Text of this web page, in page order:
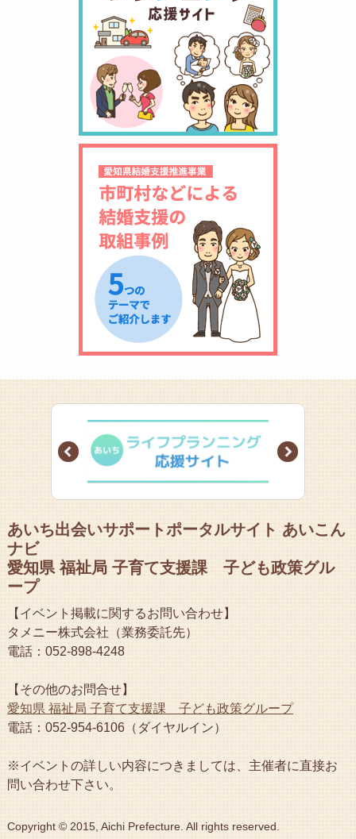
Prev Next
あいち出会いサポートポータルサイト あいこん
ナビ
愛知県 福祉局 子育て支援課 子ども政策グル
ープ
【イベント掲載に関するお問い合わせ】
タメニー株式会社（業務委託先）
電話：052-898-4248
【その他のお問合せ】
愛知県 福祉局 子育て支援課 子ども政策グループ
電話：052-954-6106（ダイヤルイン）
※イベントの詳しい内容につきましては、主催者に直接お
問い合わせ下さい。
Copyright © 2015, Aichi Prefecture. All rights reserved.